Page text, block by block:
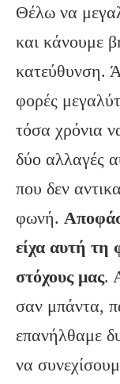
Θέλω να
και κάνουμε
κατεύθυνση.
φορές
τόσα χρόνια
δύο αλλαγές
που δεν
φωνή.
είχα αυτή τη
στόχους μας.
σαν μπάντα,
επανήλθαμε
να